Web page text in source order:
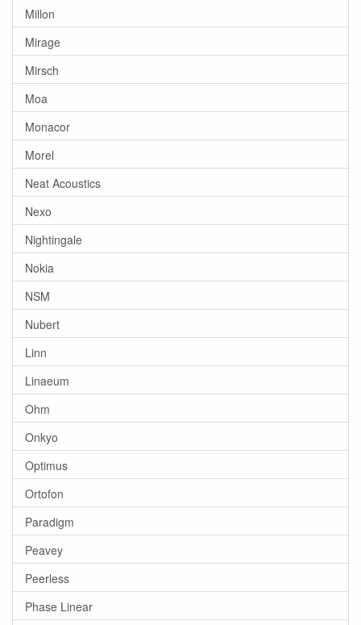
Millon
Mirage
Mirsch
Moa
Monacor
Morel
Neat Acoustics
Nexo
Nightingale
Nokia
NSM
Nubert
Linn
Linaeum
Ohm
Onkyo
Optimus
Ortofon
Paradigm
Peavey
Peerless
Phase Linear